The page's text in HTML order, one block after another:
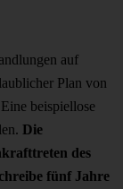
auf
Plan von
beispiellose
Die
des
fünf Jahre